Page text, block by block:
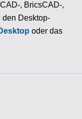
, BricsCAD-,
den Desktop-
oder das